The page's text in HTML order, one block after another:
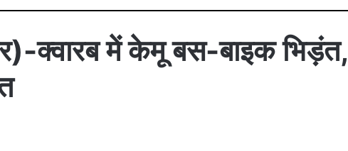
क्वारब में केमू बस-बाइक भिड़ंत,